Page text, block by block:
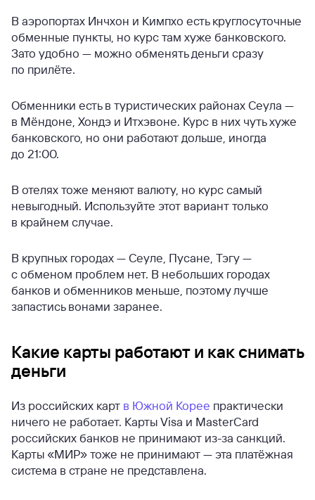
В аэропортах Инчхон и Кимпхо есть круглосуточные
обменные пункты, но курс там хуже банковского.
Зато удобно — можно обменять деньги сразу
по прилёте.
Обменники есть в туристических районах Сеула —
в Мёндоне, Хондэ и Итхэвоне. Курс в них чуть хуже
банковского, но они работают дольше, иногда
до 21:00.
В отелях тоже меняют валюту, но курс самый
невыгодный. Используйте этот вариант только
в крайнем случае.
В крупных городах — Сеуле, Пусане, Тэгу —
с обменом проблем нет. В небольших городах
банков и обменников меньше, поэтому лучше
запастись вонами заранее.
Какие карты работают и как снимать
деньги
Из российских карт в Южной Корее практически
ничего не работает. Карты Visa и MasterCard
российских банков не принимают из-за санкций.
Карты «МИР» тоже не принимают — эта платёжная
система в стране не представлена.